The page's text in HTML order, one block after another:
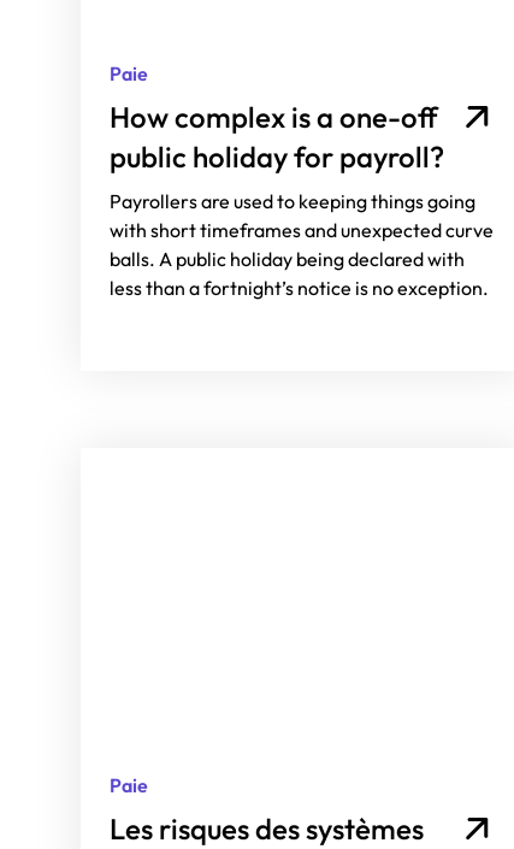
Paie
How complex is a one-off
public holiday for payroll?
Payrollers are used to keeping things going
with short timeframes and unexpected curve
balls. A public holiday being declared with
less than a fortnight’s notice is no exception.
Paie
Les risques des systèmes